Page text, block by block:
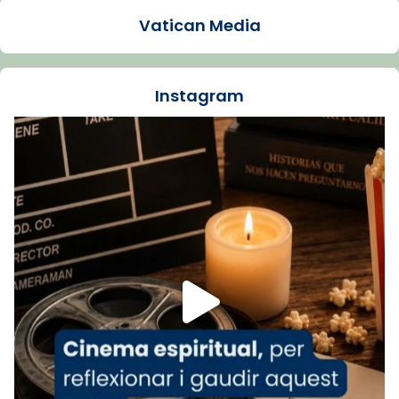
La Carmina va patir depressió. Fa gairebé
dos mesos, a l'Estadi Lluís Companys, la
Recupera l'entrevista comp
Vatican
tican News 👇
www.vaticannews.va/es/iglesia/news/2026-
07/carmina-historia-depresion-papa-viaje-
espana-testimoni...
Foto
View on Facebook · Share
Arquebisbat de Barcelona
1 week ago
«Avui les santes Juliana i Semproniana ens
Vatican Media
Instagram